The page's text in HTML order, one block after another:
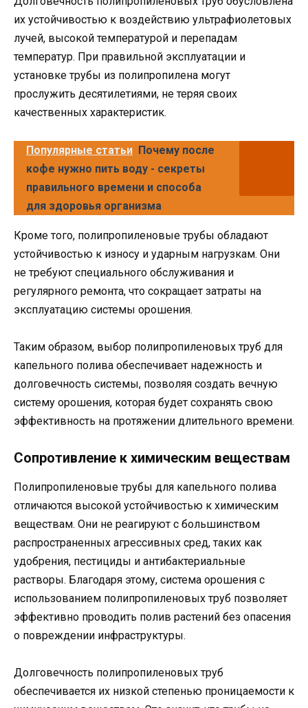
их устойчивостью к воздействию ультрафиолетовых
лучей, высокой температурой и перепадам
температур. При правильной эксплуатации и
установке трубы из полипропилена могут
прослужить десятилетиями, не теряя своих
качественных характеристик.
Популярные статьи Почему после
кофе нужно пить воду - секреты
правильного времени и способа
для здоровья организма
Кроме того, полипропиленовые трубы обладают
устойчивостью к износу и ударным нагрузкам. Они
не требуют специального обслуживания и
регулярного ремонта, что сокращает затраты на
эксплуатацию системы орошения.
Таким образом, выбор полипропиленовых труб для
капельного полива обеспечивает надежность и
долговечность системы, позволяя создать вечную
систему орошения, которая будет сохранять свою
эффективность на протяжении длительного времени.
Сопротивление к химическим веществам
Полипропиленовые трубы для капельного полива
отличаются высокой устойчивостью к химическим
веществам. Они не реагируют с большинством
распространенных агрессивных сред, таких как
удобрения, пестициды и антибактериальные
растворы. Благодаря этому, система орошения с
использованием полипропиленовых труб позволяет
эффективно проводить полив растений без опасения
о повреждении инфраструктуры.
Долговечность полипропиленовых труб
обеспечивается их низкой степенью проницаемости к